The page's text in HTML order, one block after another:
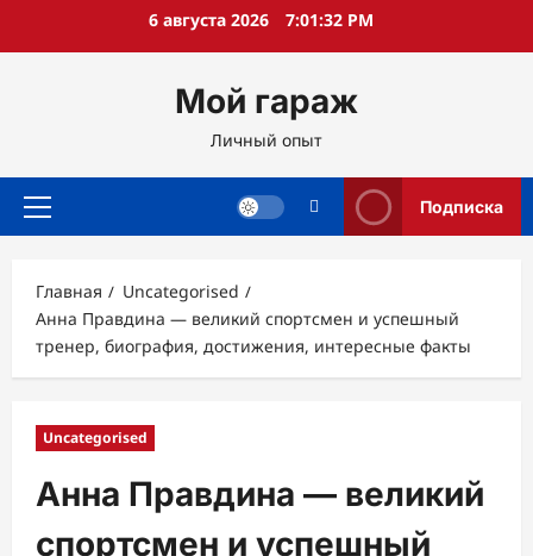
6 августа 2026 7:01:34 PM
Мой гараж
Личный опыт
Основное
Подписка
Главная
Uncategorised
Анна Правдина — великий спортсмен и успешный
тренер, биография, достижения, интересные факты
Uncategorised
Анна Правдина — великий
спортсмен и успешный